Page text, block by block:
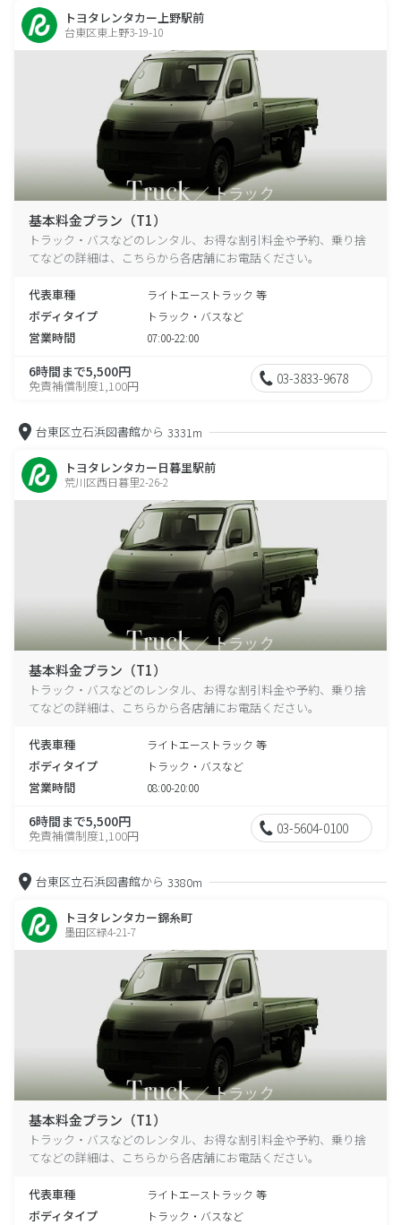
トヨタレンタカー上野駅前
台東区東上野3-19-10
基本料金プラン（T1）
トラック・バスなどのレンタル、お得な割引料金や予約、乗り捨
てなどの詳細は、こちらから各店舗にお電話ください。
代表車種 ライトエーストラック 等
ボディタイプ トラック・バスなど
営業時間 07:00-22:00
6時間まで5,500円
免責補償制度1,100円 03-3833-9678
台東区立石浜図書館から 3331m
トヨタレンタカー日暮里駅前
荒川区西日暮里2-26-2
基本料金プラン（T1）
トラック・バスなどのレンタル、お得な割引料金や予約、乗り捨
てなどの詳細は、こちらから各店舗にお電話ください。
代表車種 ライトエーストラック 等
ボディタイプ トラック・バスなど
営業時間 08:00-20:00
6時間まで5,500円
免責補償制度1,100円 03-5604-0100
台東区立石浜図書館から 3380m
トヨタレンタカー錦糸町
墨田区緑4-21-7
基本料金プラン（T1）
トラック・バスなどのレンタル、お得な割引料金や予約、乗り捨
てなどの詳細は、こちらから各店舗にお電話ください。
代表車種 ライトエーストラック 等
ボディタイプ トラック・バスなど